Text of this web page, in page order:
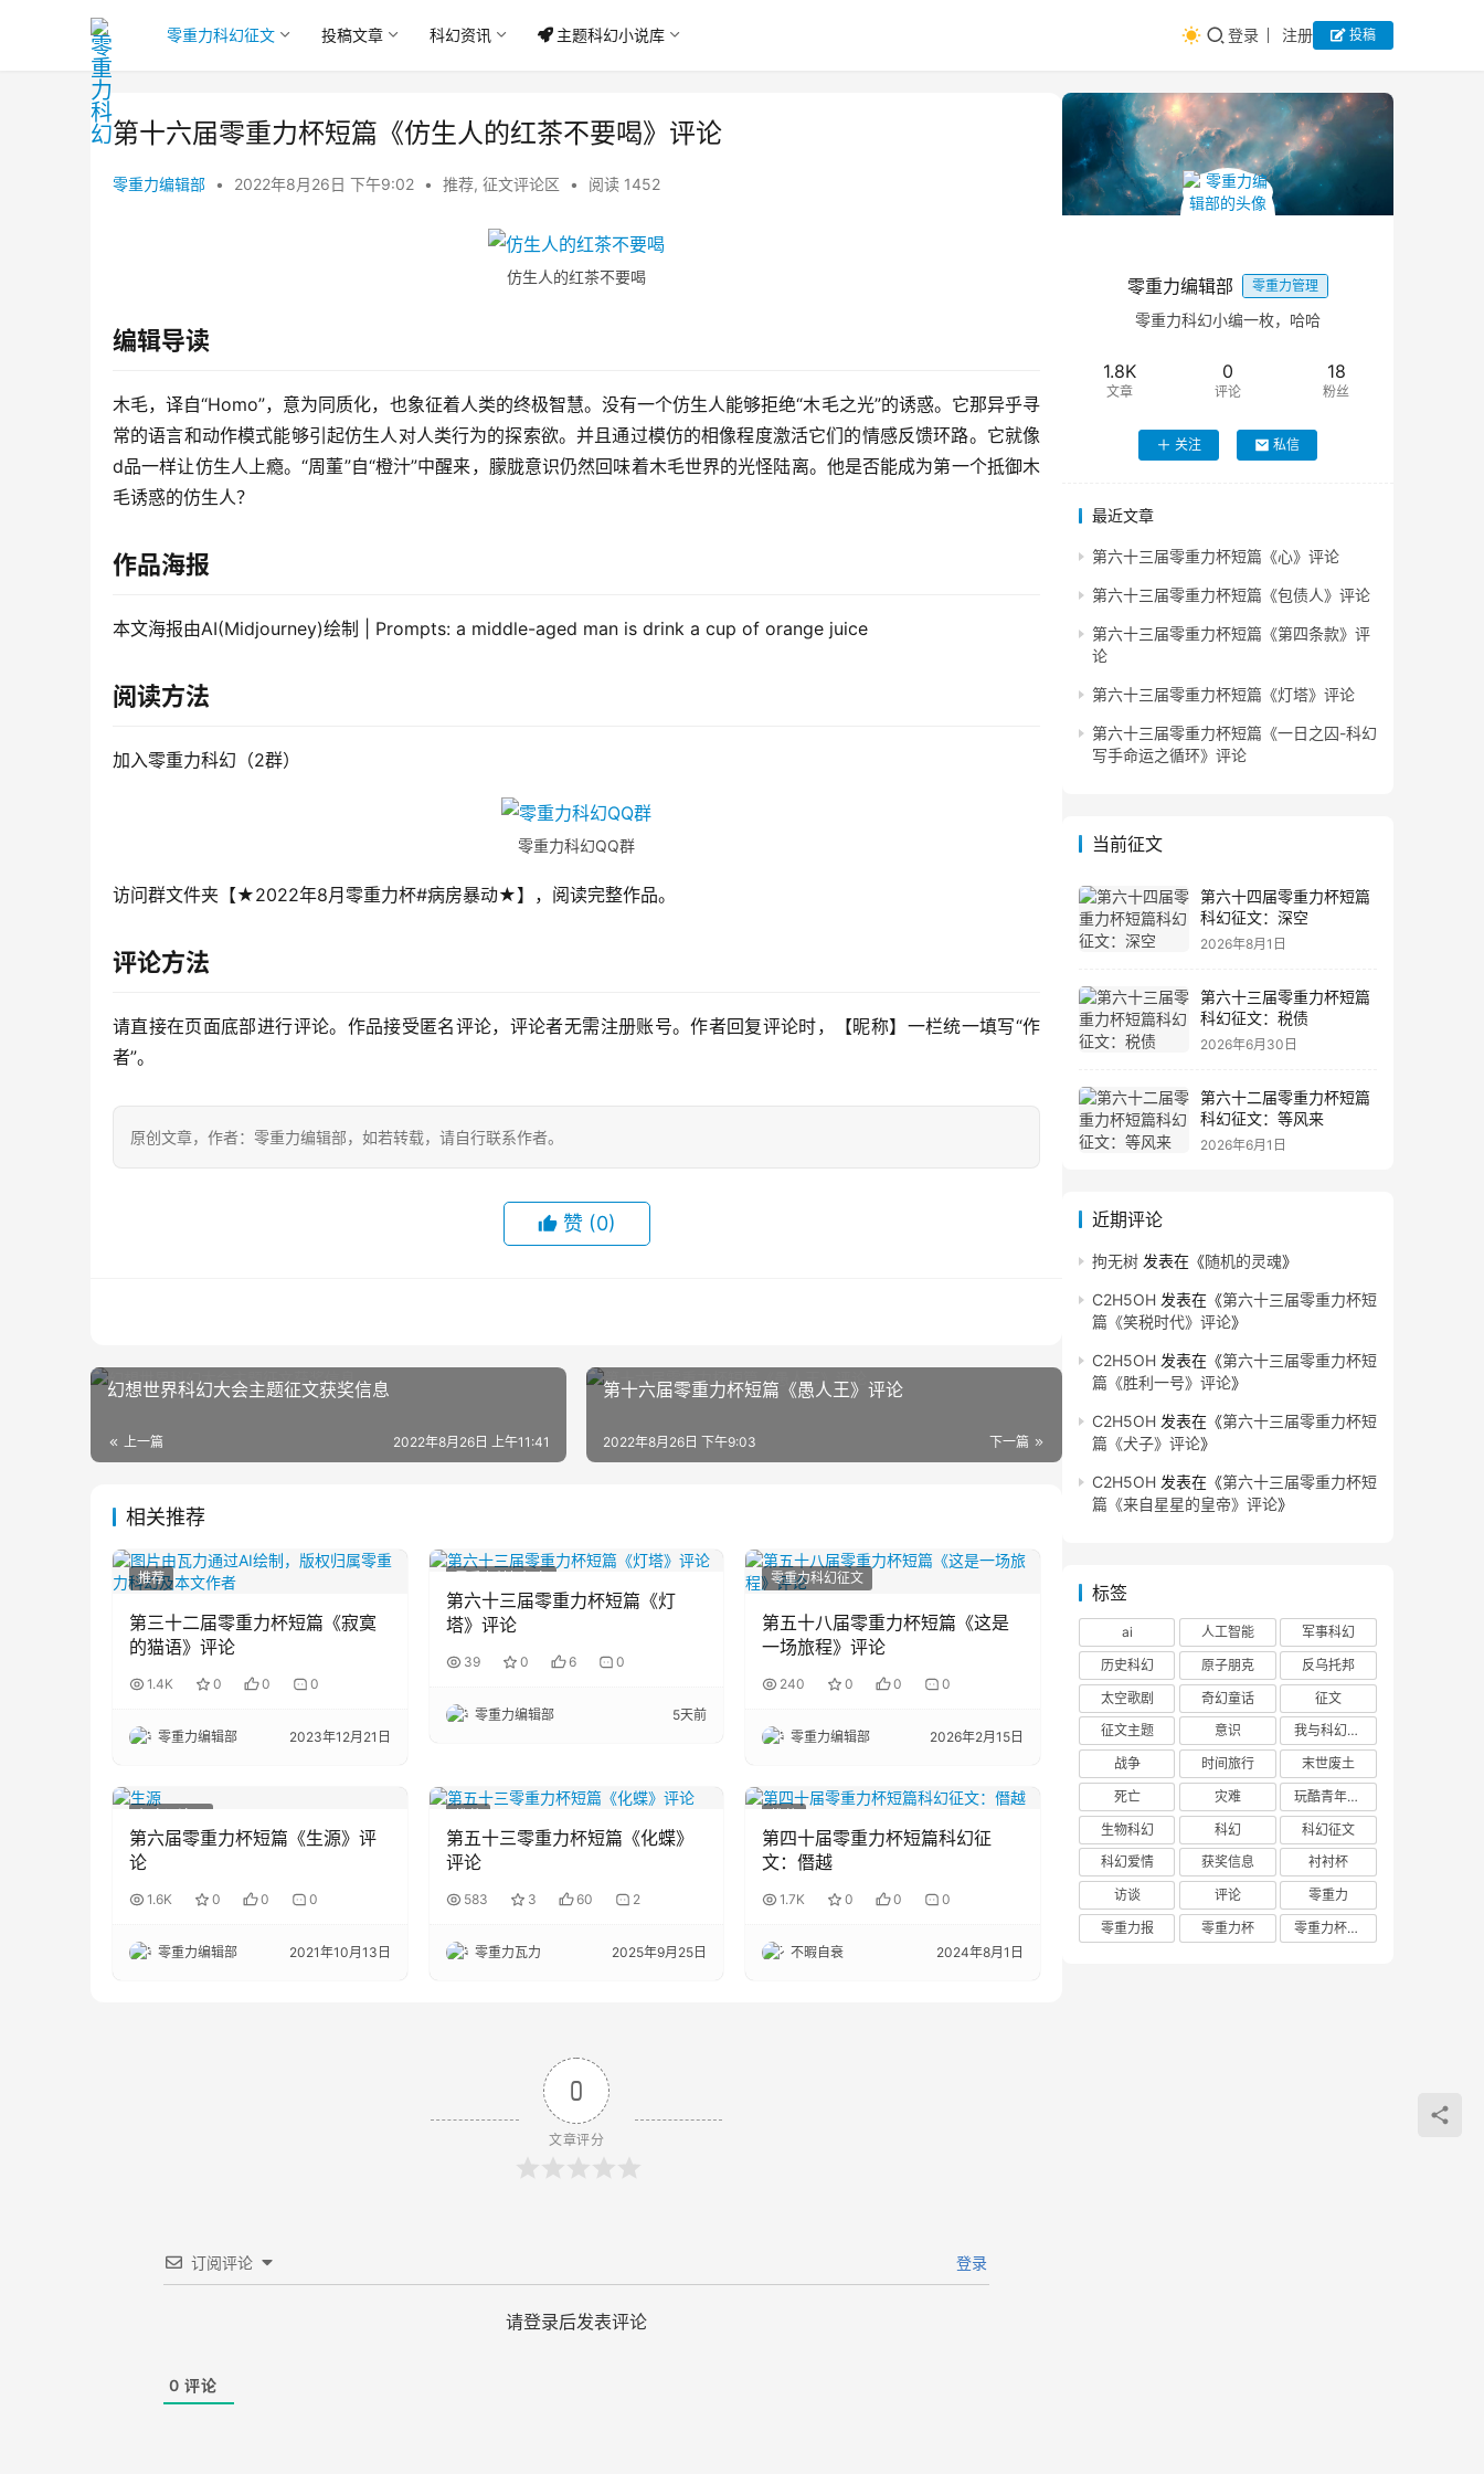
零重力科幻征文 投稿文章 科幻资讯 主题科幻小说库 登录 注册 投稿
第十六届零重力杯短篇《仿生人的红茶不要喝》评论
零重力编辑部 • 2022年8月26日 下午9:02 • 推荐, 征文评论区 • 阅读 1452
仿生人的红茶不要喝
编辑导读
木毛，译自“Homo”，意为同质化，也象征着人类的终极智慧。没有一个仿生人能够拒绝“木毛之光”的诱惑。它那异乎寻
常的语言和动作模式能够引起仿生人对人类行为的探索欲。并且通过模仿的相像程度激活它们的情感反馈环路。它就像
d品一样让仿生人上瘾。“周董”自“橙汁”中醒来，朦胧意识仍然回味着木毛世界的光怪陆离。他是否能成为第一个抵御木
毛诱惑的仿生人？
作品海报
本文海报由AI(Midjourney)绘制 | Prompts: a middle-aged man is drink a cup of orange juice
阅读方法
加入零重力科幻（2群）
零重力科幻QQ群
访问群文件夹【★2022年8月零重力杯#病房暴动★】，阅读完整作品。
评论方法
请直接在页面底部进行评论。作品接受匿名评论，评论者无需注册账号。作者回复评论时，【昵称】一栏统一填写“作
者”。
原创文章，作者：零重力编辑部，如若转载，请自行联系作者。
赞 (0)
幻想世界科幻大会主题征文获奖信息
上一篇 2022年8月26日 上午11:41
第十六届零重力杯短篇《愚人王》评论
下一篇
2022年8月26日 下午9:03
相关推荐
推荐
第三十二届零重力杯短篇《寂寞
的猫语》评论
1.4K 0 0 0
零重力编辑部 2023年12月21日
第六十三届零重力杯短篇《灯
塔》评论
39 0 6 0
零重力编辑部 5天前
零重力科幻征文
第五十八届零重力杯短篇《这是
一场旅程》评论
240 0 0 0
零重力编辑部 2026年2月15日
第六届零重力杯短篇《生源》评
论
1.6K 0 0 0
零重力编辑部 2021年10月13日
第五十三零重力杯短篇《化蝶》
评论
583 3 60 2
零重力瓦力 2025年9月25日
第四十届零重力杯短篇科幻征
文：僭越
1.7K 0 0 0
不暇自衰 2024年8月1日
0
文章评分
订阅评论 登录
请登录后发表评论
0 评论
零重力编辑部 零重力管理
零重力科幻小编一枚，哈哈
1.8K
文章
0
评论
18
粉丝
关注 私信
最近文章
第六十三届零重力杯短篇《心》评论
第六十三届零重力杯短篇《包债人》评论
第六十三届零重力杯短篇《第四条款》评
论
第六十三届零重力杯短篇《灯塔》评论
第六十三届零重力杯短篇《一日之囚-科幻
写手命运之循环》评论
当前征文
第六十四届零重力杯短篇
科幻征文：深空
2026年8月1日
第六十三届零重力杯短篇
科幻征文：税债
2026年6月30日
第六十二届零重力杯短篇
科幻征文：等风来
2026年6月1日
近期评论
拘无树 发表在《随机的灵魂》
C2H5OH 发表在《第六十三届零重力杯短
篇《笑税时代》评论》
C2H5OH 发表在《第六十三届零重力杯短
篇《胜利一号》评论》
C2H5OH 发表在《第六十三届零重力杯短
篇《犬子》评论》
C2H5OH 发表在《第六十三届零重力杯短
篇《来自星星的皇帝》评论》
标签
ai 人工智能
军事科幻
历史科幻
原子朋克
反乌托邦
太空歌剧
奇幻童话
征文
征文主题
意识
我与科幻的回忆
战争
时间旅行
末世废土
死亡
灾难
玩酷青年零重力联合征文
生物科幻
科幻
科幻征文
科幻爱情
获奖信息
衬衬杯
访谈
评论
零重力
零重力报
零重力杯 零重力杯评论